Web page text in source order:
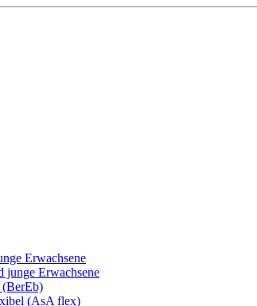
Erwachsene
junge Erwachsene
(BerEb)
(AsA flex)